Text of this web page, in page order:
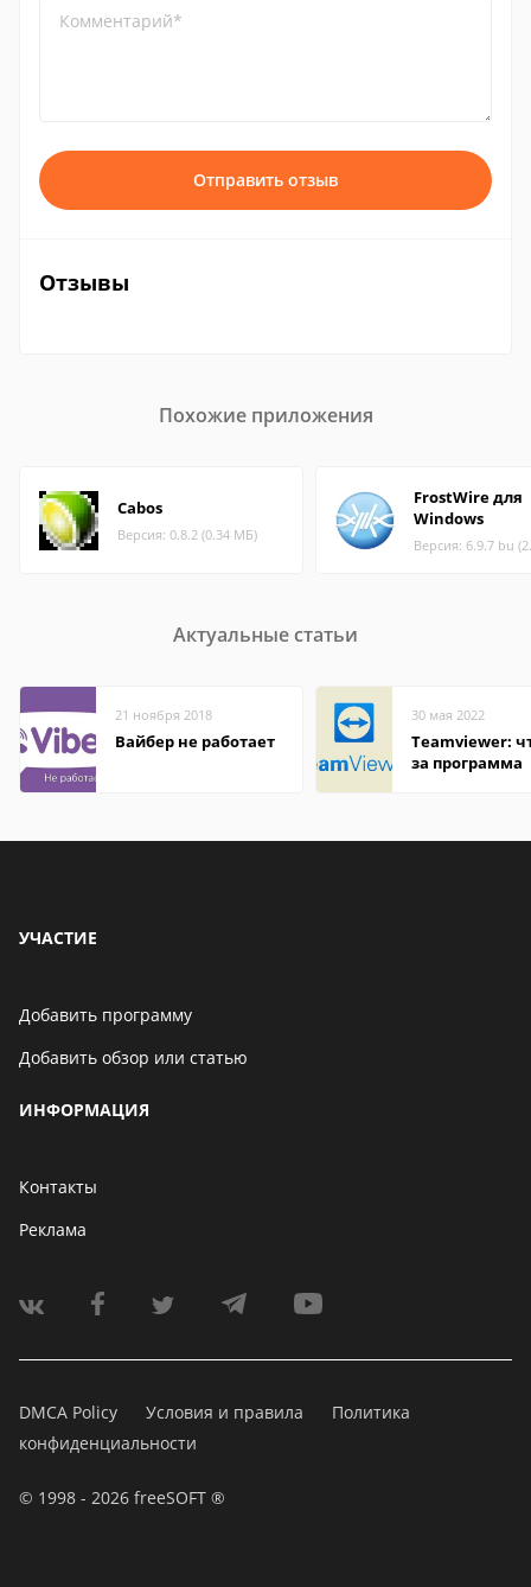
Комментарий*
Отправить отзыв
Отзывы
Похожие приложения
Cabos
Версия: 0.8.2 (0.34 МБ)
FrostWire для
Windows
Версия: 6.9.7 bu
Актуальные статьи
21 ноября 2018
Вайбер не работает
30 мая 2022
Teamviewer:
за программа
УЧАСТИЕ
Добавить программу
Добавить обзор или статью
ИНФОРМАЦИЯ
Контакты
Реклама
DMCA Policy Условия и правила
Политика
конфиденциальности
© 1998 - 2026 freeSOFT ®